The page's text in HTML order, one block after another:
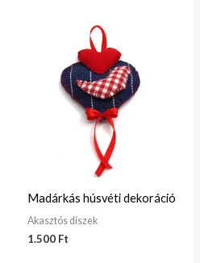
Madárkás húsvéti dekoráció
Akasztós díszek
1.500 Ft